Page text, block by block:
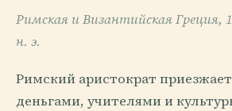
Римская и Византийская Греция,
н. э.
Римский аристократ
деньгами, учителями и